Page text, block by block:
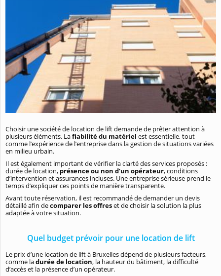
Choisir une société de location de lift demande de prêter attention à
plusieurs éléments. Lafiabilité du matériel est essentielle, tout
comme l’expérience de l’entreprise dans la gestion de situations variées
en milieu urbain.
Il est également important de vérifier la clarté des services proposés :
durée de location, présence ou non d’un opérateur, conditions
d’intervention et assurances incluses. Une entreprise sérieuse prend le
temps d’expliquer ces points de manière transparente.
Avant toute réservation, il est recommandé de demander un devis
détaillé afin decomparer les offreset de choisir la solution la plus
adaptée à votre situation.
Quel budget prévoir pour une location de lift
Le prix d’une location de lift à Bruxelles dépend de plusieurs facteurs,
comme ladurée de location, la hauteur du bâtiment, la difficulté
d’accès et la présence d’un opérateur.